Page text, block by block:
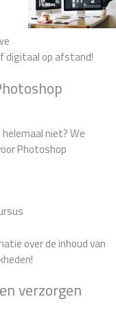
digitaal op afstand!
niet? We
Photoshop
over de inhoud van
verzorgen